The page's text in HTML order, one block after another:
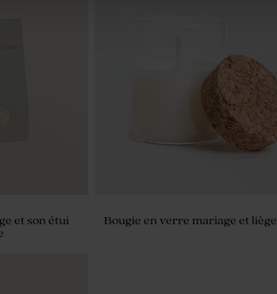
et son étui
Bougie en verre mariage et liège